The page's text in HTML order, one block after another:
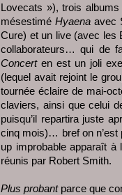
Lovecats »), trois
mésestimé Hyaenaavec
Cure) et un live (avec les
collaborateurs… qui de
Concerten est un joli
(lequel avait rejoint le
tournée éclaire de mai-
claviers, ainsi que celui
puisqu’il repartira juste
cinq mois)… bref on n’est
up improbable apparaît à
réunis par Robert Smith.
Plus probant parce que